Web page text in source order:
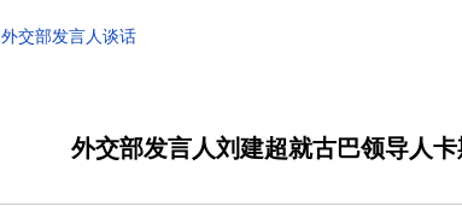
外交部发言人谈话
外交部发言人刘建超就古巴领导人